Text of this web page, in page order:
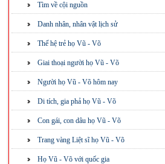
Tìm về cội nguồn
Danh nhân, nhân vật lịch sử
Thế hệ trẻ họ Vũ - Võ
Giai thoại người họ Vũ - Võ
Người họ Vũ - Võ hôm nay
Di tích, gia phả họ Vũ - Võ
Con gái, con dâu họ Vũ - Võ
Trang vàng Liệt sĩ họ Vũ - Võ
Họ Vũ - Võ với quốc gia